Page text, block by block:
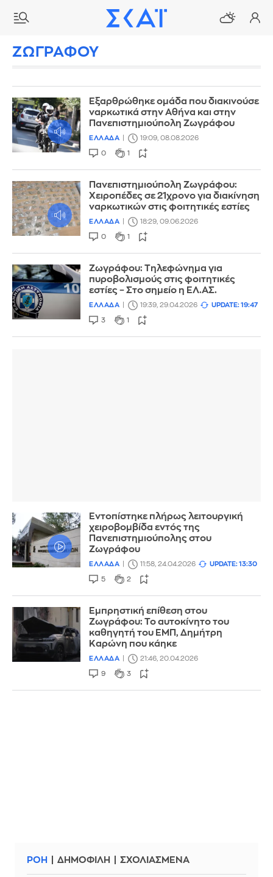
ΖΩΓΡΑΦΟΥ
Εξαρθρώθηκε ομάδα που διακινούσε
ναρκωτικά στην Αθήνα και στην
Πανεπιστημιούπολη Ζωγράφου
ΕΛΛΑΔΑ 19:09, 08.08.2026
0 1
Πανεπιστημιούπολη Ζωγράφου:
Χειροπέδες σε 21χρονο για διακίνηση
ναρκωτικών στις φοιτητικές εστίες
ΕΛΛΑΔΑ 18:29, 09.06.2026
0 1
Ζωγράφου: Τηλεφώνημα για
πυροβολισμούς στις φοιτητικές
εστίες – Στο σημείο η ΕΛ.ΑΣ.
ΕΛΛΑΔΑ 19:39, 29.04.2026 UPDATE: 19:47
3 1
Εντοπίστηκε πλήρως λειτουργική
χειροβομβίδα εντός της
Πανεπιστημιούπολης στου
Ζωγράφου
ΕΛΛΑΔΑ 11:58, 24.04.2026 UPDATE: 13:30
5 2
Εμπρηστική επίθεση στου
Ζωγράφου: To αυτοκίνητο του
καθηγητή του ΕΜΠ, Δημήτρη
Καρώνη που κάηκε
ΕΛΛΑΔΑ 21:46, 20.04.2026
9 3
ΡΟΗ ΔΗΜΟΦΙΛΗ ΣΧΟΛΙΑΣΜΕΝΑ